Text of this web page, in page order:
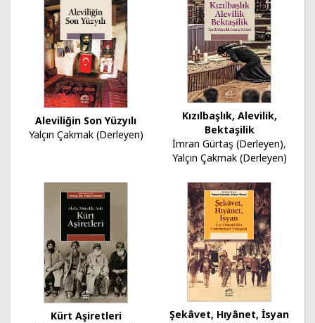
Aleviliğin Son Yüzyılı
Yalçın Çakmak (Derleyen)
Kızılbaşlık, Alevilik,
Bektaşilik
İmran Gürtaş (Derleyen),
Yalçın Çakmak (Derleyen)
Kürt Aşiretleri
Şekâvet, Hıyânet, İsyan